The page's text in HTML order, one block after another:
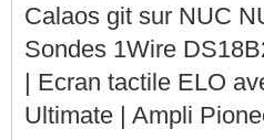
Calaos git sur NUC
Sondes 1Wire
| Ecran tactile ELO
Ultimate | Ampli